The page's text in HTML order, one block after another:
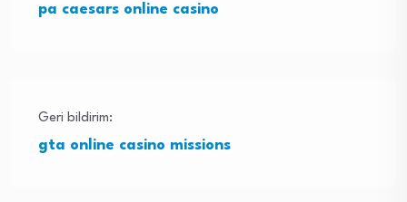
pa caesars online casino
Geri bildirim:
gta online casino missions